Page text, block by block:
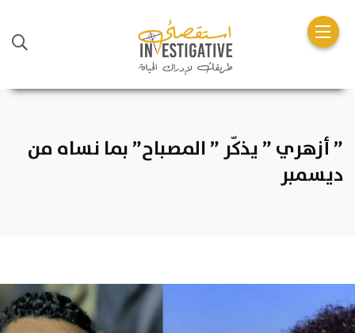
” أزهري ” يذكّر ” المصباح” بما نساه من
ديسمبر